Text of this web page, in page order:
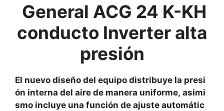
General ACG 24 K-KH
conducto Inverter alta
presión
El nuevo diseño del equipo distribuye la presi
ón interna del aire de manera uniforme, asimi
smo incluye una función de ajuste automátic